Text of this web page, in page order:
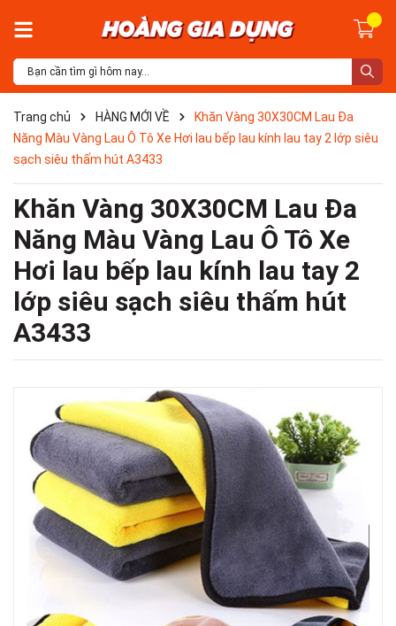
Trang chủ HÀNG MỚI VỀ
Khăn Vàng 30X30CM Lau Đa
Năng Màu Vàng Lau Ô Tô Xe Hơi lau bếp lau kính lau tay 2 lớp siêu
sạch siêu thấm hút A3433
Khăn Vàng 30X30CM Lau Đa
Năng Màu Vàng Lau Ô Tô Xe
Hơi lau bếp lau kính lau tay 2
lớp siêu sạch siêu thấm hút
A3433